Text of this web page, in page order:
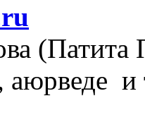
(Патита
аюрведе и